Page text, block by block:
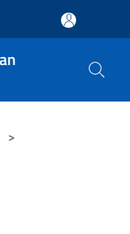
>